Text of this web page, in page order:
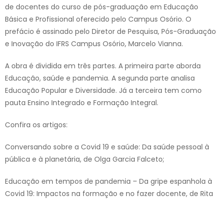
de docentes do curso de pós-graduação em Educação
Básica e Profissional oferecido pelo Campus Osório. O
prefácio é assinado pelo Diretor de Pesquisa, Pós-Graduação
e Inovação do IFRS Campus Osório, Marcelo Vianna.
A obra é dividida em três partes. A primeira parte aborda
Educação, saúde e pandemia. A segunda parte analisa
Educação Popular e Diversidade. Já a terceira tem como
pauta Ensino Integrado e Formação Integral.
Confira os artigos:
Conversando sobre a Covid 19 e saúde: Da saúde pessoal à
pública e à planetária, de Olga Garcia Falceto;
Educação em tempos de pandemia – Da gripe espanhola à
Covid 19: Impactos na formação e no fazer docente, de Rita